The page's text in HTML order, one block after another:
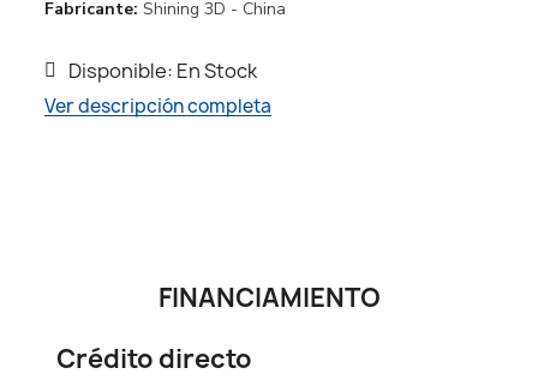
Fabricante Shining 3D - China
Disponible: En Stock
Ver descripción completa
FINANCIAMIENTO
Crédito directo